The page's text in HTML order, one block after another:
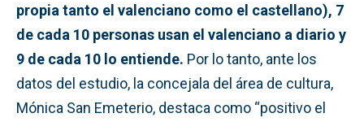
propia tanto el valenciano como el castellano), 7
de cada 10 personas usan el valenciano a diario y
9 de cada 10 lo entiende. Por lo tanto, ante los
datos del estudio, la concejala del área de cultura,
Mónica San Emeterio, destaca como “positivo el